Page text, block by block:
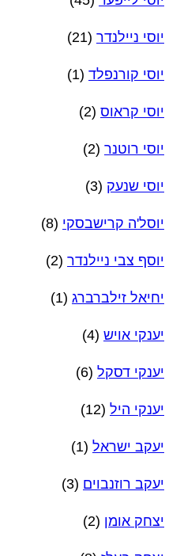
יוסי ניילנדר (21)
יוסי קורנפלד (1)
יוסי קראוס (2)
יוסי רוטנר (2)
יוסי שנעק (3)
יוסל'ה קרישבסקי (8)
יוסף צבי ניילנדר (2)
יחיאל זילברברג (1)
יענקי אויש (4)
יענקי דסקל (6)
יענקי היל (12)
יעקב ישראל (1)
יעקב רוזנבוים (3)
יצחק אומן (2)